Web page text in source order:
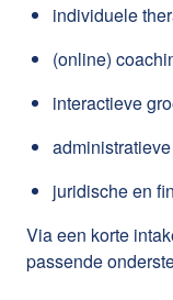
individuele
(online)
interactieve
juridische en
Via een korte
passende